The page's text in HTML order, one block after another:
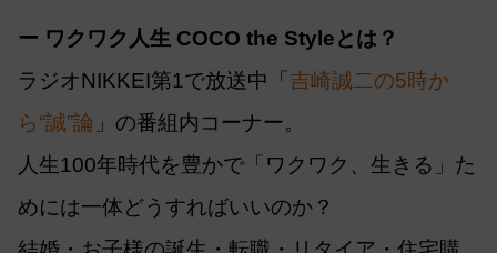
ー ワクワク人生 COCO the Styleとは？
ラジオNIKKEI第1で放送中「 吉崎誠二の5時か
ら“誠”論 」の番組内コーナー。
人生100年時代を豊かで「ワクワク、生きる」た
めには一体どうすればいいのか？